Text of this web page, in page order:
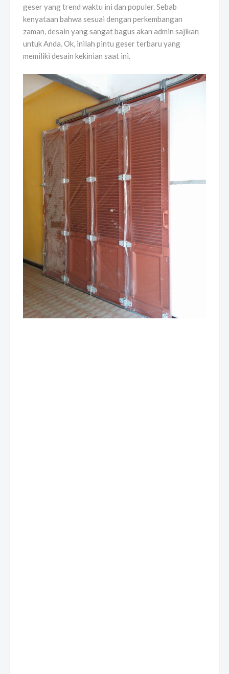
geser yang trend waktu ini dan populer. Sebab
kenyataan bahwa sesuai dengan perkembangan
zaman, desain yang sangat bagus akan admin sajikan
untuk Anda. Ok, inilah pintu geser terbaru yang
memiliki desain kekinian saat ini.